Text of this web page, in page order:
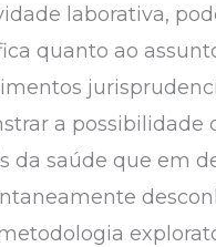
laborativa,
quanto ao
a
da saúde que em